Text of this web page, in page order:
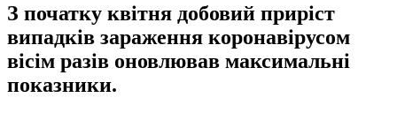
З початку квітня добовий приріст
випадків зараження коронавірусом
вісім разів оновлював максимальні
показники.